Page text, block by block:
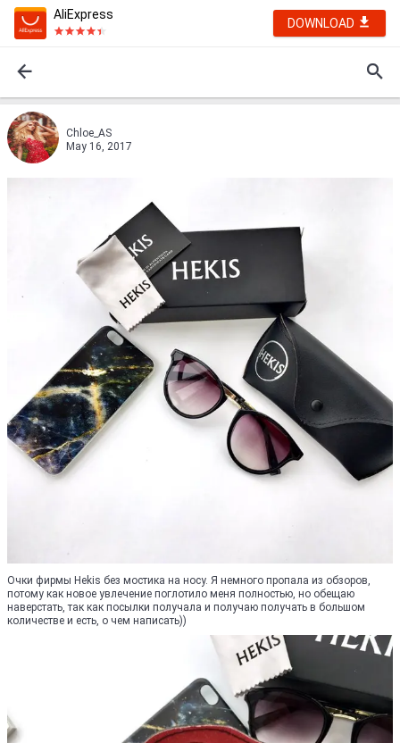
AliExpress
DOWNLOAD
Chloe_AS
May 16, 2017
Очки фирмы Hekis без мостика на носу. Я немного пропала из обзоров,
потому как новое увлечение поглотило меня полностью, но обещаю
наверстать, так как посылки получала и получаю получать в большом
количестве и есть, о чем написать))